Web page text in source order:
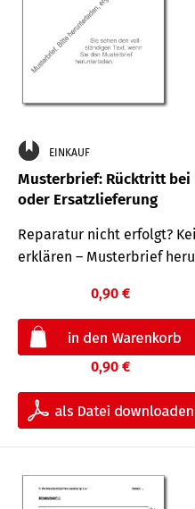
EINKAUF
Musterbrief: Rücktritt
oder Ersatzlieferung
Reparatur nicht erfolgt?
erklären – Musterbrief
0,90 €
0,90 €